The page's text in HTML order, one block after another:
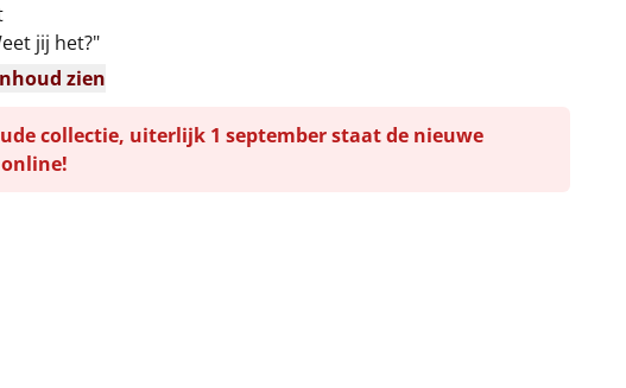
jij het?"
zien
collectie, uiterlijk 1 september staat de nieuwe